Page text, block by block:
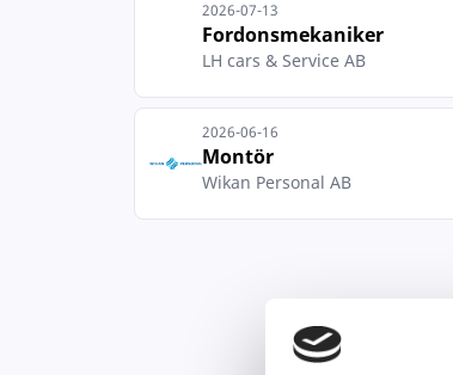
2026-07-13
Fordonsmekaniker
LH cars & Service AB
2026-06-16
Montör
Wikan Personal AB